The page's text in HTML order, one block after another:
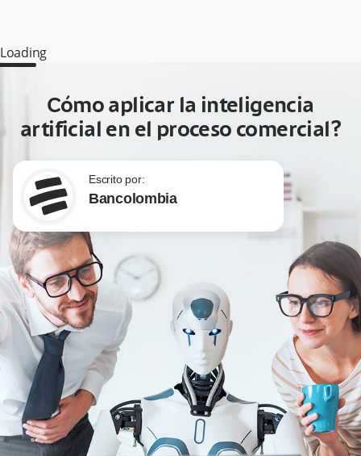
Loading
Cómo aplicar la inteligencia
artificial en el proceso comercial?
Escrito por:
Bancolombia